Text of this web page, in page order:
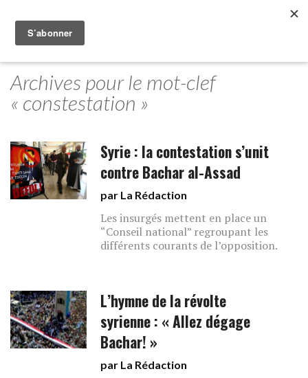
Archives pour le mot-clef
« constestation »
Syrie : la contestation s’unit
contre Bachar al-Assad
par La Rédaction
Les insurgés mettent en place un
“Conseil national” regroupant les
différents courants de l’opposition.
L’hymne de la révolte
syrienne : « Allez dégage
Bachar! »
par La Rédaction